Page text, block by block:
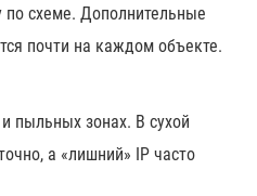
по схеме. Дополнительные
почти на каждом объекте.
пыльных зонах. В сухой
а «лишний» IP часто